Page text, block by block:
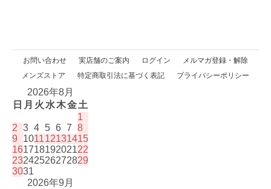
お問い合わせ 実店舗のご案内 ログイン
メルマガ登録・解除
メンズストア
特定商取引法に基づく表記 プライバシーポリシー
2026年8月
日 月 火 水木金土
1
2 3 4 5 6 7 8
9
101112131415
16171819202122
23242526272829
3031
2026年9月